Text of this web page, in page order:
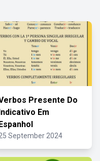
Presente Do
Em
September 2024